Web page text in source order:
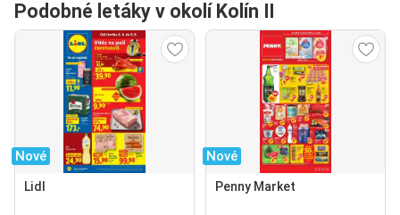
Podobné letáky v okolí Kolín II
Nové
Lidl
Nové
Penny Market